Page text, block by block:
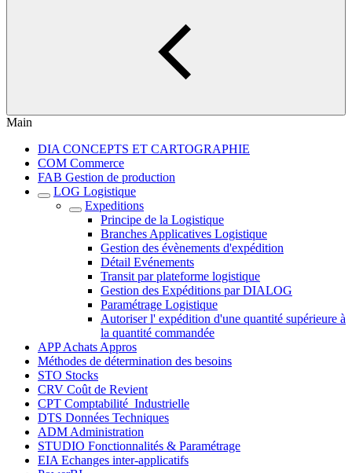
Main
DIA CONCEPTS ET CARTOGRAPHIE
COM Commerce
FAB Gestion de production
LOG Logistique
Expeditions
Principe de la Logistique
Branches Applicatives Logistique
Gestion des évènements d'expédition
Détail Evénements
Transit par plateforme logistique
Gestion des Expéditions par DIALOG
Paramétrage Logistique
Autoriser l' expédition d'une quantité supérieure à
la quantité commandée
APP Achats Appros
Méthodes de détermination des besoins
STO Stocks
CRV Coût de Revient
CPT Comptabilité_Industrielle
DTS Données Techniques
ADM Administration
STUDIO Fonctionnalités & Paramétrage
EIA Echanges inter-applicatifs